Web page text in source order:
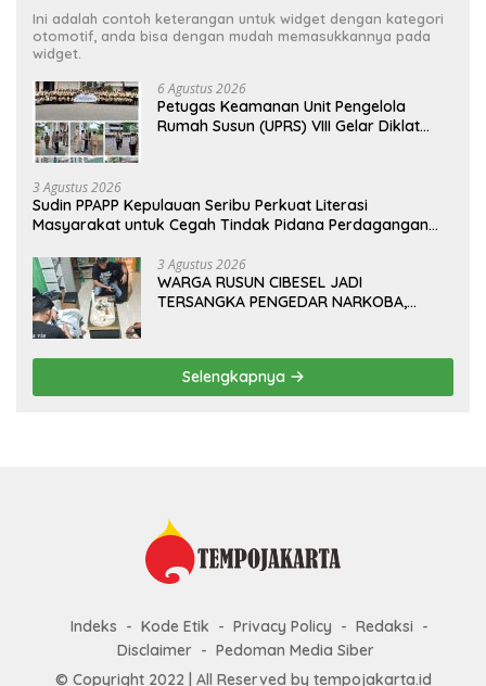
Ini adalah contoh keterangan untuk widget dengan kategori
otomotif, anda bisa dengan mudah memasukkannya pada
widget.
6 Agustus 2026
Petugas Keamanan Unit Pengelola
Rumah Susun (UPRS) VIII Gelar Diklat
3 Agustus 2026
Sudin PPAPP Kepulauan Seribu Perkuat Literasi
Masyarakat untuk Cegah Tindak Pidana Perdagangan
3 Agustus 2026
WARGA RUSUN CIBESEL JADI
TERSANGKA PENGEDAR NARKOBA,
Selengkapnya
Indeks Kode Etik Privacy Policy
Redaksi
Disclaimer
Pedoman Media Siber
© Copyright 2022 | All Reserved by tempojakarta.id